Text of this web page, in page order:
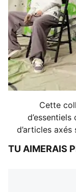
Cette
d’articles
TU AIMERAIS